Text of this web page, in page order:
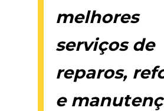
melhores
serviços de
reparos,
e